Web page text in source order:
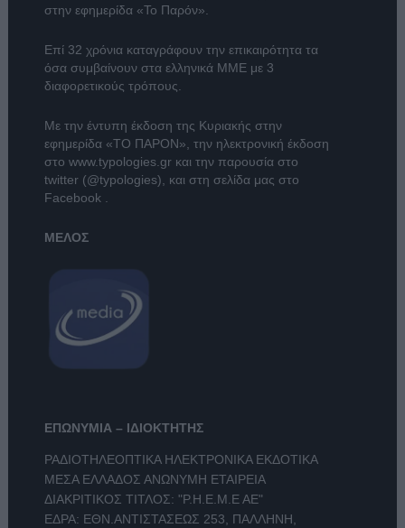
στην εφημερίδα «Το Παρόν».
Επί 32 χρόνια καταγράφουν την επικαιρότητα τα
όσα συμβαίνουν στα ελληνικά ΜΜΕ με 3
διαφορετικούς τρόπους.
Με την έντυπη έκδοση της Κυριακής στην
εφημερίδα «ΤΟ ΠΑΡΟΝ» , την ηλεκτρονική έκδοση
στο www.typologies.grκαι την παρουσία στο
twitter (@typologies) , και στη σελίδα μας στο
Facebook
ΜΕΛΟΣ
ΕΠΩΝΥΜΙΑ – ΙΔΙΟΚΤΗΤΗΣ
ΡΑΔΙΟΤΗΛΕΟΠΤΙΚΑ ΗΛΕΚΤΡΟΝΙΚΑ ΕΚΔΟΤΙΚΑ
ΜΕΣΑ ΕΛΛΑΔΟΣ ΑΝΩΝΥΜΗ ΕΤΑΙΡΕΙΑ
ΔΙΑΚΡΙΤΙΚΟΣ ΤΙΤΛΟΣ: "Ρ.Η.Ε.Μ.Ε ΑΕ"
ΕΔΡΑ: ΕΘΝ.ΑΝΤΙΣΤΑΣΕΩΣ 253, ΠΑΛΛΗΝΗ,